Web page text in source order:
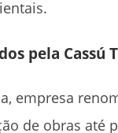
pela Cassú
empresa
de obras até